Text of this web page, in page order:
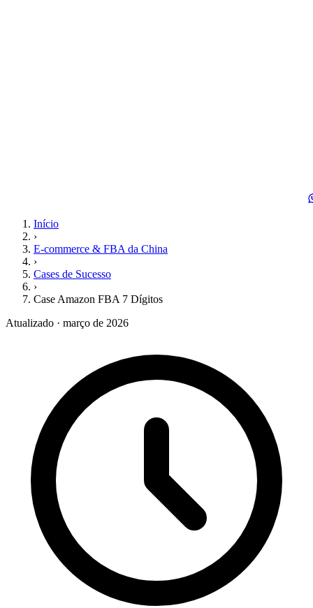
Início
›
E-commerce & FBA da China
›
Cases de Sucesso
›
Case Amazon FBA 7 Dígitos
Atualizado · março de 2026